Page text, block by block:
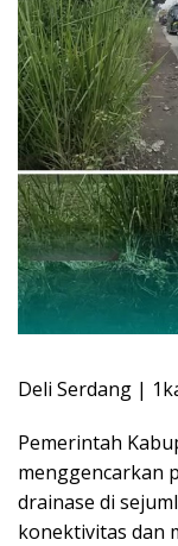
Deli Serdang |
Pemerintah
menggencarkan
drainase di
konektivitas dan